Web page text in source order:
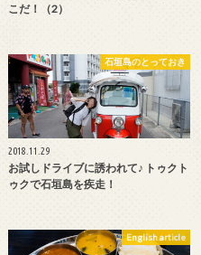
こだ！（2）
石垣島のとっておき
2018.11.29
お試しドライブに誘われて♪ トゥクト
ゥクで石垣島を疾走！
English article